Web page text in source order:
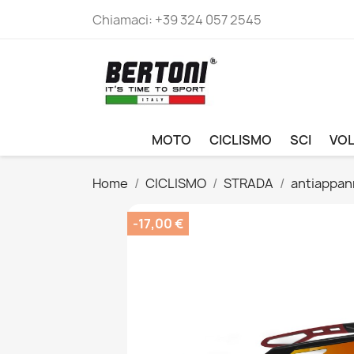
Chiamaci: +39 324 057 2545
MOTO CICLISMO SCI
Home CICLISMO STRADA
-17,00 €